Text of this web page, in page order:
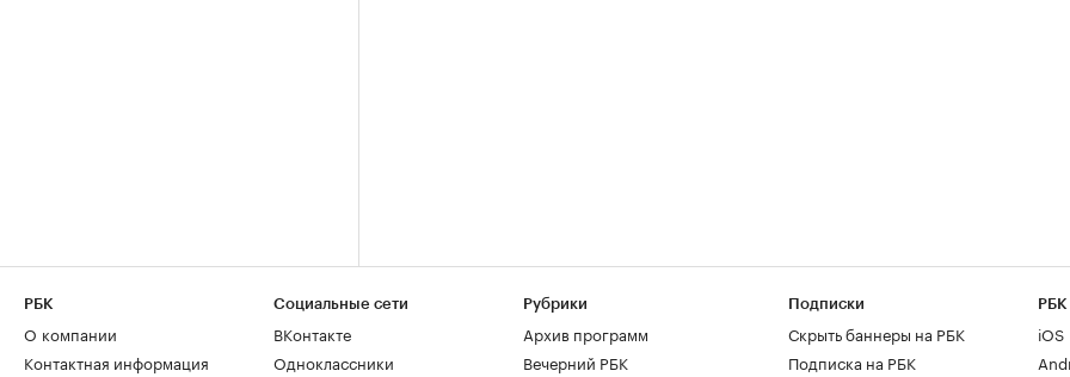
РБК
О компании
Контактная информация
Социальные сети
ВКонтакте
Одноклассники
Рубрики
Архив программ
Вечерний РБК
Подписки
Скрыть баннеры на РБК
Подписка на РБК
РБК
iOS